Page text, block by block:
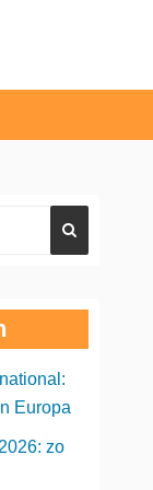
Europa
zo